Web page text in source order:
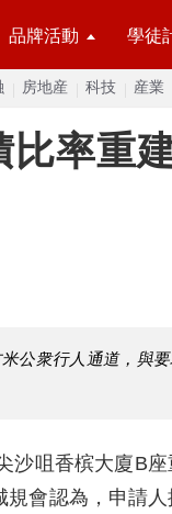
品牌活動 學徒
房地産 科技 産業
率重
公衆行人通道，與
沙咀香槟大廈B
規會認為，申請